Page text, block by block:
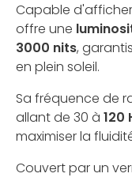
Capable
offre une
3000 nits,
en plein soleil.
Sa fréquence de
allant de 30 à 120
maximiser la
Couvert par un